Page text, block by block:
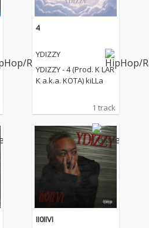
4
YDIZZY
YDIZZY - 4 (Prod. K LAR
K a.k.a. KOTA) kiLLa
1 track
II0IIVI